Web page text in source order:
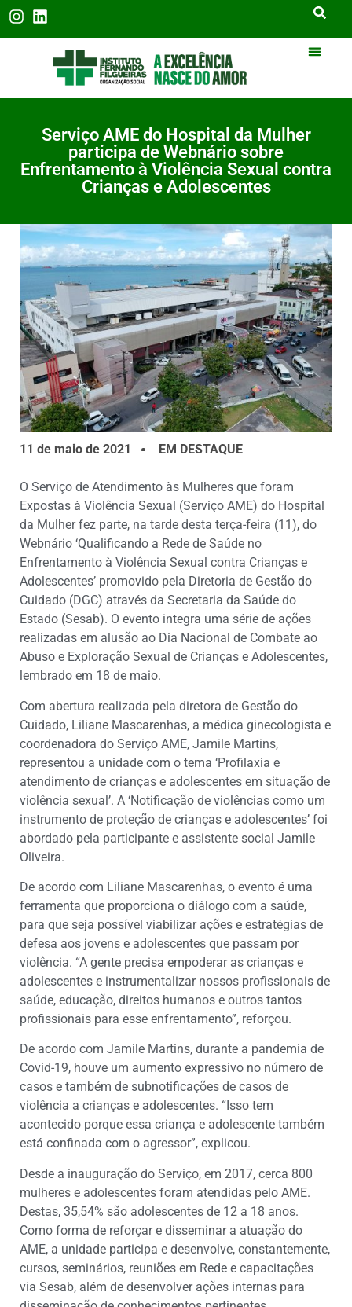
Serviço AME do Hospital da Mulher
participa de Webnário sobre
Enfrentamento à Violência Sexual contra
Crianças e Adolescentes
11 de maio de 2021 EM DESTAQUE
O Serviço de Atendimento às Mulheres que foram
Expostas à Violência Sexual (Serviço AME) do Hospital
da Mulher fez parte, na tarde desta terça-feira (11), do
Webnário ‘Qualificando a Rede de Saúde no
Enfrentamento à Violência Sexual contra Crianças e
Adolescentes’ promovido pela Diretoria de Gestão do
Cuidado (DGC) através da Secretaria da Saúde do
Estado (Sesab). O evento integra uma série de ações
realizadas em alusão ao Dia Nacional de Combate ao
Abuso e Exploração Sexual de Crianças e Adolescentes,
lembrado em 18 de maio.
Com abertura realizada pela diretora de Gestão do
Cuidado, Liliane Mascarenhas, a médica ginecologista e
coordenadora do Serviço AME, Jamile Martins,
representou a unidade com o tema ‘Profilaxia e
atendimento de crianças e adolescentes em situação de
violência sexual’. A ‘Notificação de violências como um
instrumento de proteção de crianças e adolescentes’ foi
abordado pela participante e assistente social Jamile
Oliveira.
De acordo com Liliane Mascarenhas, o evento é uma
ferramenta que proporciona o diálogo com a saúde,
para que seja possível viabilizar ações e estratégias de
defesa aos jovens e adolescentes que passam por
violência. “A gente precisa empoderar as crianças e
adolescentes e instrumentalizar nossos profissionais de
saúde, educação, direitos humanos e outros tantos
profissionais para esse enfrentamento”, reforçou.
De acordo com Jamile Martins, durante a pandemia de
Covid-19, houve um aumento expressivo no número de
casos e também de subnotificações de casos de
violência a crianças e adolescentes. “Isso tem
acontecido porque essa criança e adolescente também
está confinada com o agressor”, explicou.
Desde a inauguração do Serviço, em 2017, cerca 800
mulheres e adolescentes foram atendidas pelo AME.
Destas, 35,54% são adolescentes de 12 a 18 anos.
Como forma de reforçar e disseminar a atuação do
AME, a unidade participa e desenvolve, constantemente,
cursos, seminários, reuniões em Rede e capacitações
via Sesab, além de desenvolver ações internas para